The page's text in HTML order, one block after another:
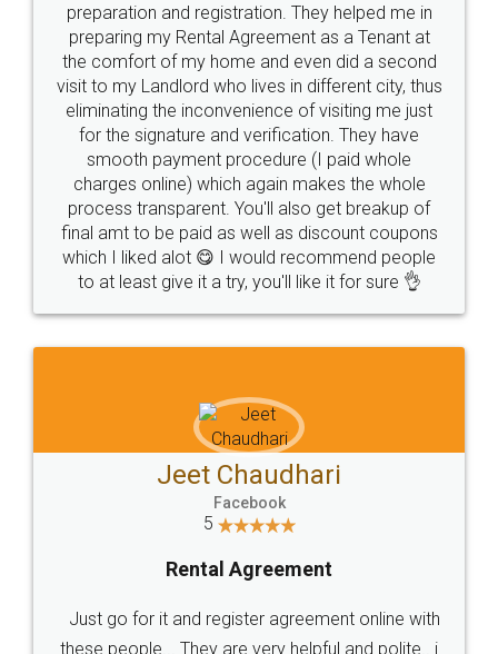
preparation and registration. They helped me in
preparing my Rental Agreement as a Tenant at
the comfort of my home and even did a second
visit to my Landlord who lives in different city, thus
eliminating the inconvenience of visiting me just
for the signature and verification. They have
smooth payment procedure (I paid whole
charges online) which again makes the whole
process transparent. You'll also get breakup of
final amt to be paid as well as discount coupons
which I liked alot 😋 I would recommend people
to at least give it a try, you'll like it for sure 👌
Jeet Chaudhari
Facebook
5
Rental Agreement
Just go for it and register agreement online with
these people... They are very helpful and polite.. i